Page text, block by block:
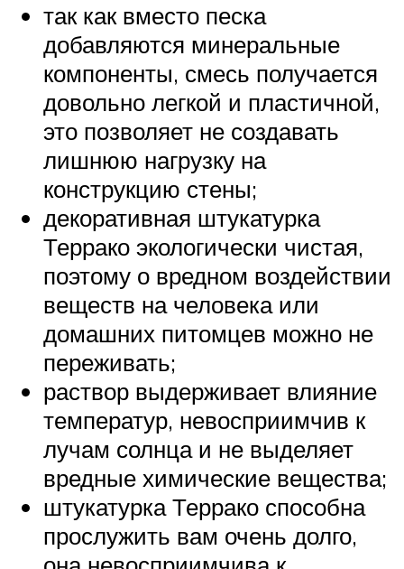
так как вместо песка
добавляются минеральные
компоненты, смесь получается
довольно легкой и пластичной,
это позволяет не создавать
лишнюю нагрузку на
конструкцию стены;
декоративная штукатурка
Террако экологически чистая,
поэтому о вредном воздействии
веществ на человека или
домашних питомцев можно не
переживать;
раствор выдерживает влияние
температур, невосприимчив к
лучам солнца и не выделяет
вредные химические вещества;
штукатурка Террако способна
прослужить вам очень долго,